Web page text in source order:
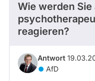
Wie werden
reagieren?
Antwort
AfD